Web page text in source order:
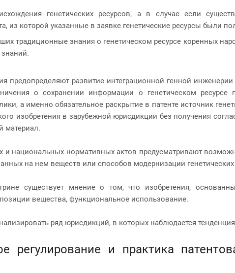
генетических ресурсов, а в случае если
из которой указанные в заявке генетические ресурсы были
традиционные знания о генетическом ресурсе коренных
предопределяют развитие интеграционной генной инженерии
о сохранении информации о генетическом ресурсе
а именно обязательное раскрытие в патенте источник
изобретения в зарубежной юрисдикции без получения
материал.
и национальных нормативных актов предусматривают
на нем веществ или способов модернизации генетических
существует мнение о том, что изобретения,
вещества, функциональное использование.
ряд юрисдикций, в которых наблюдается
регулирование и практика